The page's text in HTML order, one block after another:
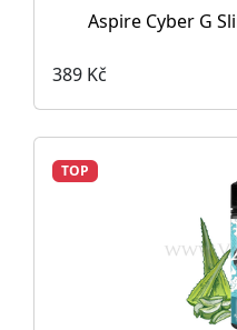
Aspire Cyber G
389 Kč
TOP